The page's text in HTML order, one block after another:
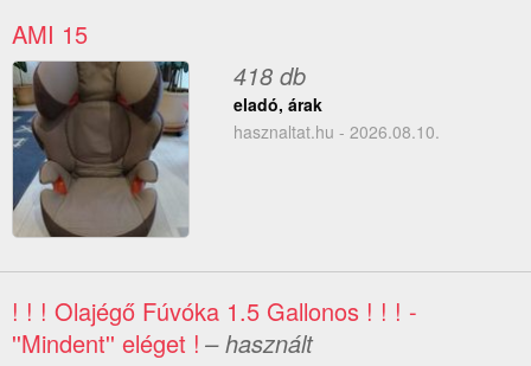
AMI 15
418 db
eladó, árak
hasznaltat.hu - 2026.08.10.
! ! ! Olajégő Fúvóka 1.5 Gallonos ! ! ! -
''Mindent'' eléget ! – használt